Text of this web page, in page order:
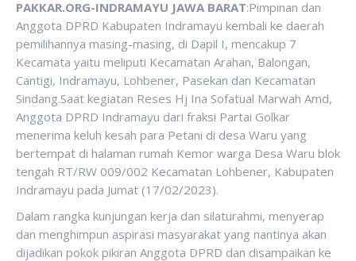
PAKKAR.ORG-INDRAMAYU JAWA BARAT:Pimpinan dan
Anggota DPRD Kabupaten Indramayu kembali ke daerah
pemilihannya masing-masing, di Dapil I, mencakup 7
Kecamata yaitu meliputi Kecamatan Arahan, Balongan,
Cantigi, Indramayu, Lohbener, Pasekan dan Kecamatan
Sindang.Saat kegiatan Reses Hj Ina Sofatual Marwah Amd,
Anggota DPRD Indramayu dari fraksi Partai Golkar
menerima keluh kesah para Petani di desa Waru yang
bertempat di halaman rumah Kemor warga Desa Waru blok
tengah RT/RW 009/002 Kecamatan Lohbener, Kabupaten
Indramayu pada Jumat (17/02/2023).
Dalam rangka kunjungan kerja dan silaturahmi, menyerap
dan menghimpun aspirasi masyarakat yang nantinya akan
dijadikan pokok pikiran Anggota DPRD dan disampaikan ke